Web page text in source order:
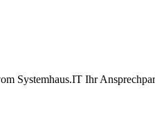
Systemhaus.IT Ihr